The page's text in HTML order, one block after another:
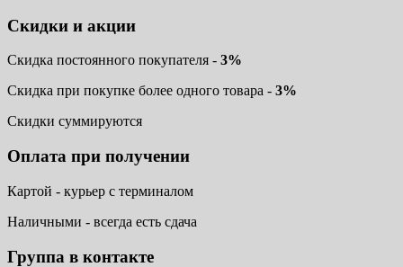
Скидки и акции
Скидка постоянного покупателя - 3%
Скидка при покупке более одного товара - 3%
Скидки суммируются
Оплата при получении
Картой - курьер с терминалом
Наличными - всегда есть сдача
Группа в контакте